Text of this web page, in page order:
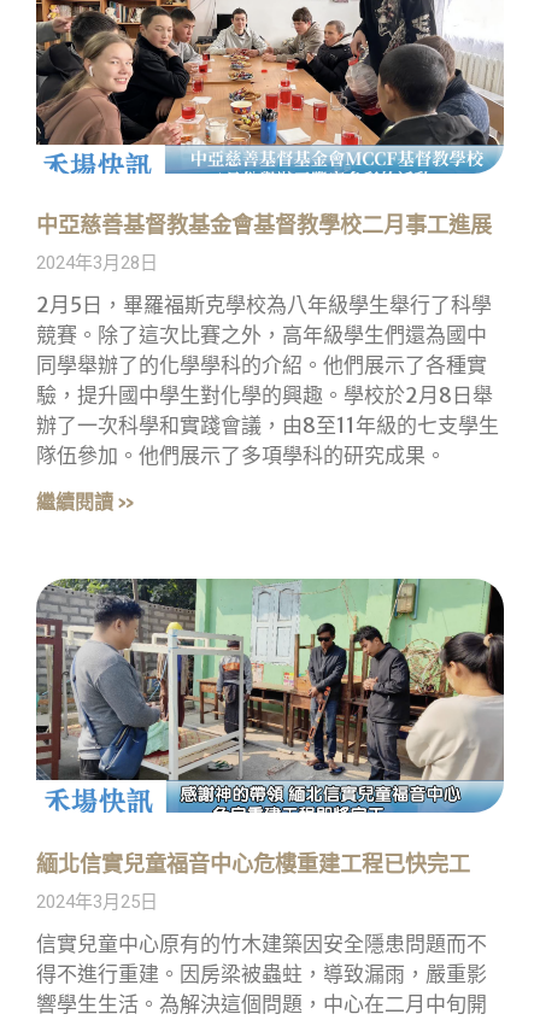
中亞慈善基督教基金會基督教學校二月事工進展
2024年3月28日
2月5日，畢羅福斯克學校為八年級學生舉行了科學
競賽。除了這次比賽之外，高年級學生們還為國中
同學舉辦了的化學學科的介紹。他們展示了各種實
驗，提升國中學生對化學的興趣。學校於2月8日舉
辦了一次科學和實踐會議，由8至11年級的七支學生
隊伍參加。他們展示了多項學科的研究成果。
繼續閱讀 »
緬北信實兒童福音中心危樓重建工程已快完工
2024年3月25日
信實兒童中心原有的竹木建築因安全隱患問題而不
得不進行重建。因房梁被蟲蛀，導致漏雨，嚴重影
響學生生活。為解決這個問題，中心在二月中旬開